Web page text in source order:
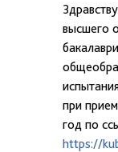
высшего
при
год по
https://